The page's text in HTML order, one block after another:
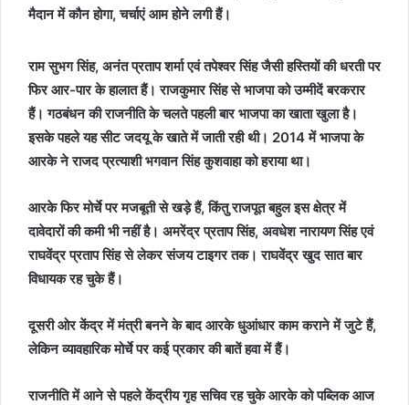
मैदान में कौन होगा, चर्चाएं आम होने लगी हैं।
राम सुभग सिंह, अनंत प्रताप शर्मा एवं तपेश्वर सिंह जैसी हस्तियों की धरती पर
फिर आर-पार के हालात हैं। राजकुमार सिंह से भाजपा को उम्मीदें बरकरार
हैं। गठबंधन की राजनीति के चलते पहली बार भाजपा का खाता खुला है।
इसके पहले यह सीट जदयू के खाते में जाती रही थी। 2014 में भाजपा के
आरके ने राजद प्रत्याशी भगवान सिंह कुशवाहा को हराया था।
आरके फिर मोर्चे पर मजबूती से खड़े हैं, किंतु राजपूत बहुल इस क्षेत्र में
दावेदारों की कमी भी नहीं है। अमरेंद्र प्रताप सिंह, अवधेश नारायण सिंह एवं
राघवेंद्र प्रताप सिंह से लेकर संजय टाइगर तक। राघवेंद्र खुद सात बार
विधायक रह चुके हैं।
दूसरी ओर केंद्र में मंत्री बनने के बाद आरके धुआंधार काम कराने में जुटे हैं,
लेकिन व्यावहारिक मोर्चे पर कई प्रकार की बातें हवा में हैं।
राजनीति में आने से पहले केंद्रीय गृह सचिव रह चुके आरके को पब्लिक आज